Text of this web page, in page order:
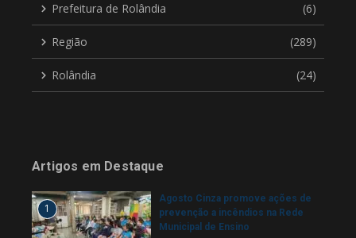
Prefeitura de Rolândia (6)
Região (289)
Rolândia (24)
Artigos em Destaque
1
Agosto Cinza promove ações de
prevenção a incêndios na Rede
Municipal de Ensino